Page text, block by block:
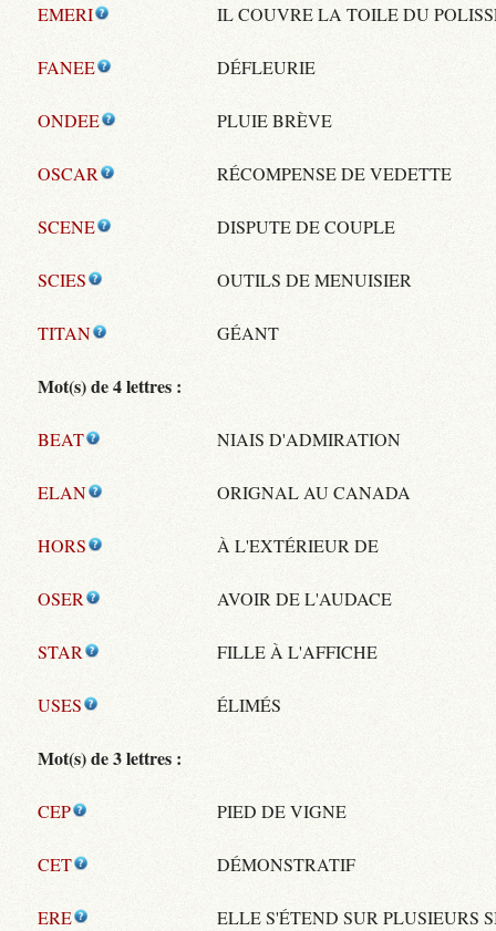
EMERI IL COUVRE LA TOILE DU
FANEE DÉFLEURIE
ONDEE PLUIE BRÈVE
OSCAR RÉCOMPENSE DE VEDETTE
SCENE DISPUTE DE COUPLE
SCIES OUTILS DE MENUISIER
TITAN GÉANT
Mot(s) de 4 lettres :
BEAT NIAIS D'ADMIRATION
ELAN ORIGNAL AU CANADA
HORS À L'EXTÉRIEUR DE
OSER AVOIR DE L'AUDACE
STAR FILLE À L'AFFICHE
USES ÉLIMÉS
Mot(s) de 3 lettres :
CEP PIED DE VIGNE
CET DÉMONSTRATIF
ERE ELLE S'ÉTEND SUR PLUSIEURS